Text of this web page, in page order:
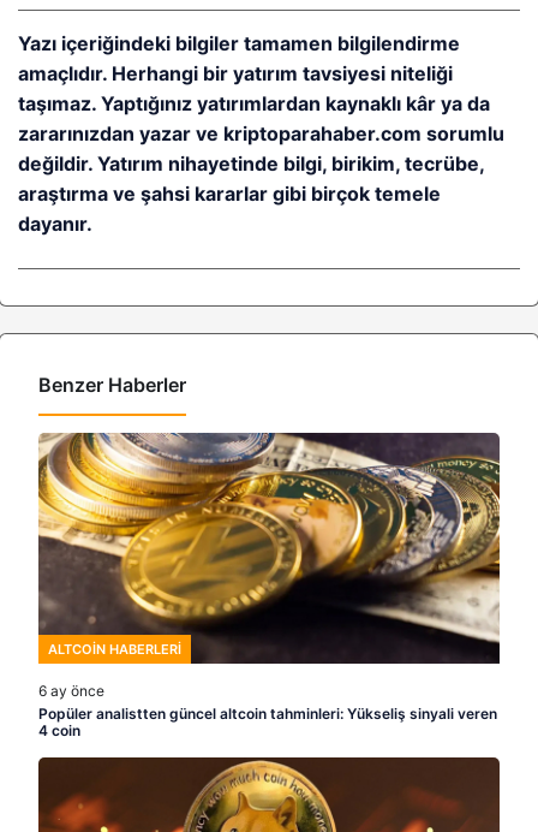
Yazı içeriğindeki bilgiler tamamen bilgilendirme
amaçlıdır. Herhangi bir yatırım tavsiyesi niteliği
taşımaz. Yaptığınız yatırımlardan kaynaklı kâr ya da
zararınızdan yazar ve kriptoparahaber.com sorumlu
değildir. Yatırım nihayetinde bilgi, birikim, tecrübe,
araştırma ve şahsi kararlar gibi birçok temele
dayanır.
Benzer Haberler
ALTCOIN HABERLERI
6 ay önce
Popüler analistten güncel altcoin tahminleri: Yükseliş sinyali veren
4 coin